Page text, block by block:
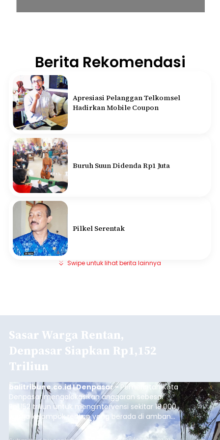
Berita Rekomendasi
Apresiasi Pelanggan Telkomsel
Hadirkan Mobile Coupon
Buruh Suun Didenda Rp1 Juta
Pilkel Serentak
Swipe untuk lihat berita lainnya
Sasar Warga Rentan,
Denpasar Siapkan Rp1,152
Triliun
balitribune.co.id I Denpasar - Pemerintah Kota
Denpasar mengalokasikan anggaran sebesar
Rp1,152 triliun untuk mengintervensi sekitar 18.000
warga kelompok rentan yang berada di ambang
garis kemiskinan. Langkah strategis ini diambil
guna menjaga masyarakat yang berada pada